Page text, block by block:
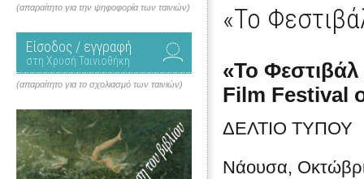
(απαραίτητο για την ψηφοφορία των ταινιών)
Είσοδος / εγγραφή
στη Χρυσή Ταινιοθήκη
(απαραίτητο για το σχολιασμό των ταινιών)
«Το
«Το
Film Festival
ΔΕΛΤΙΟ ΤΥΠΟΥ
Νάουσα,